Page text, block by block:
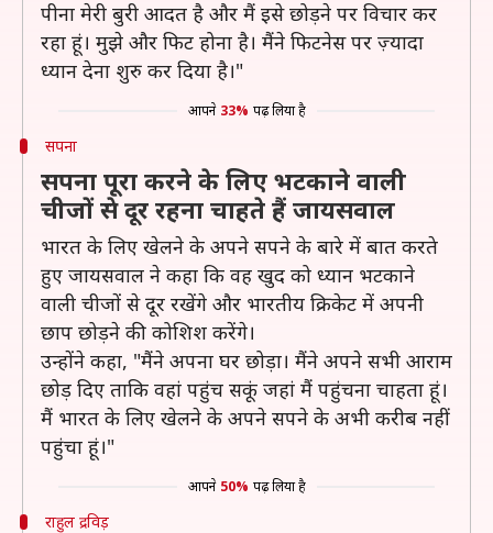
पीना मेरी बुरी आदत है और मैं इसे छोड़ने पर विचार कर
रहा हूं। मुझे और फिट होना है। मैंने फिटनेस पर ज़्यादा
ध्यान देना शुरु कर दिया है।"
आपने 33% पढ़ लिया है
सपना
सपना पूरा करने के लिए भटकाने वाली
चीजों से दूर रहना चाहते हैं जायसवाल
भारत के लिए खेलने के अपने सपने के बारे में बात करते
हुए जायसवाल ने कहा कि वह खुद को ध्यान भटकाने
वाली चीजों से दूर रखेंगे और भारतीय क्रिकेट में अपनी
छाप छोड़ने की कोशिश करेंगे।
उन्होंने कहा, "मैंने अपना घर छोड़ा। मैंने अपने सभी आराम
छोड़ दिए ताकि वहां पहुंच सकूं जहां मैं पहुंचना चाहता हूं।
मैं भारत के लिए खेलने के अपने सपने के अभी करीब नहीं
पहुंचा हूं।"
आपने 50% पढ़ लिया है
राहुल द्रविड़